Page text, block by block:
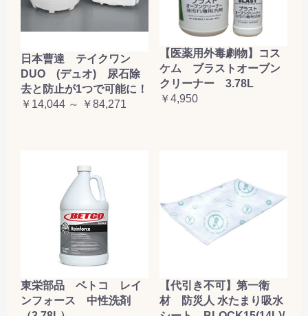
日本曹達 テイクワン
DUO (デュオ) 尿石除
去と防止が1つで可能に！
￥14,044 ～ ￥84,271
【医薬用外毒劇物】コス
ケム ブラストオーブン
クリーナー 3.78L
￥4,950
東栄部品 ベトコ レイ
ンフォース 中性洗剤
【代引き不可】第一衛
材 防災人 水たまり吸水